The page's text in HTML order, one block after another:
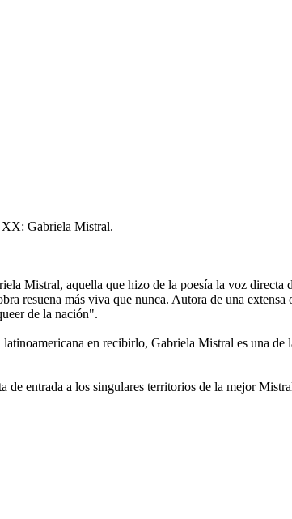
XX: Gabriela Mistral.
Mistral, aquella que hizo de la poesía la voz directa
resuena más viva que nunca. Autora de una
de la nación".
en recibirlo, Gabriela Mistral es una de
de entrada a los singulares territorios de la mejor